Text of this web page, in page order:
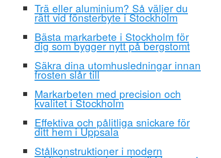
Trä eller aluminium? Så väljer du
rätt vid fönsterbyte i Stockholm
Bästa markarbete i Stockholm för
dig som bygger nytt på bergstomt
Säkra dina utomhusledningar innan
frosten slår till
Markarbeten med precision och
kvalitet i Stockholm
Effektiva och pålitliga snickare för
ditt hem i Uppsala
Stålkonstruktioner i modern